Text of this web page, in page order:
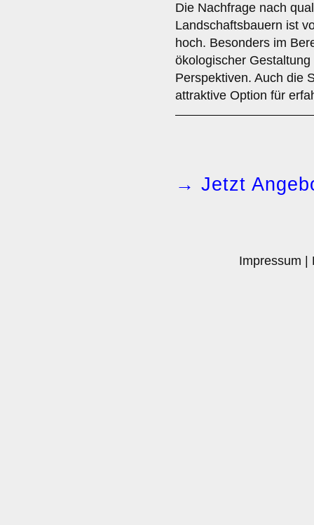
Die Nachfrage nach
Landschaftsbauern ist
hoch. Besonders im
ökologischer
Perspektiven. Auch die
attraktive Option für
→ Jetzt
Impressum